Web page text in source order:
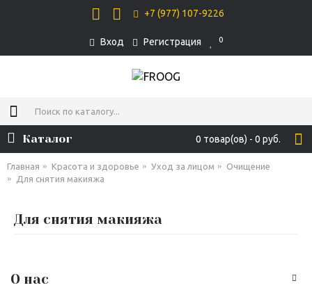
+7 (977) 107-9226
Вход Регистрация 0
0 товар(ов) - 0 руб.
Каталог
Главная Красота и здоровье Уход за лицом
Очищение
Для снятия макияжа
Для снятия макияжа
О нас